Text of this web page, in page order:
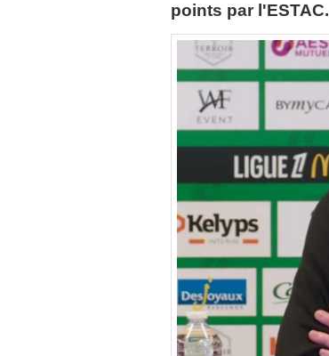
points par l'ESTAC.